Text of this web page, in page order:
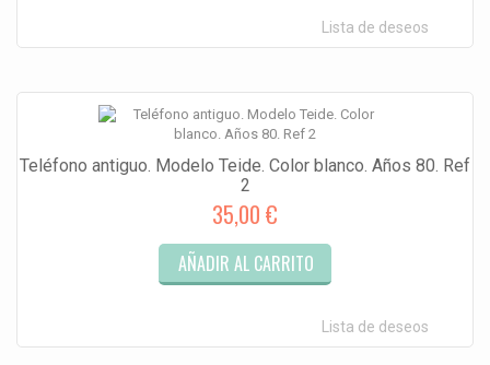
Lista de deseos
Teléfono antiguo. Modelo Teide. Color blanco. Años 80. Ref
2
35,00 €
AÑADIR AL CARRITO
Lista de deseos